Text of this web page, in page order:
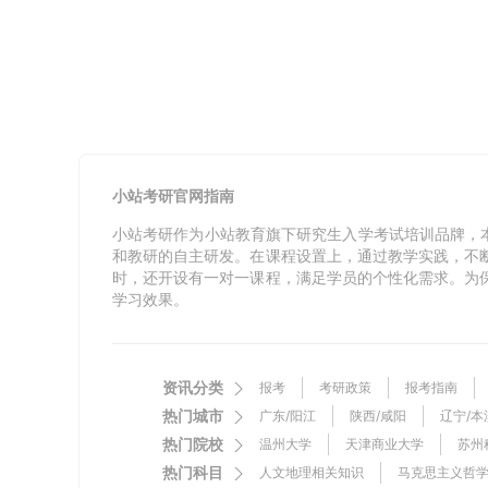
小站考研官网指南
小站考研作为小站教育旗下研究生入学考试培训品牌
和教研的自主研发。在课程设置上，通过教学实践，
时，还开设有一对一课程，满足学员的个性化需求。
学习效果。
资讯分类 报考 考研政策
报考指南
录取
复试经验 考研调剂
热门城市 广东/阳江 陕西/咸阳
辽宁/本
四川/南充
湖南/株洲 安徽/芜
热门院校 温州大学 天津商业大学
苏州
东北师范大学
浙江农林大学
热门科目 人文地理相关知识 马克思主义哲